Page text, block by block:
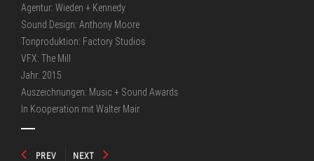
Agentur: Wieden + Kennedy
Sound Design: Anthony Moore
Tonproduktion: Factory Studios
VFX: The Mill
Jahr: 2015
Auszeichnungen: Music + Sound Awards
In Kooperation mit Walter Mair
PREV NEXT